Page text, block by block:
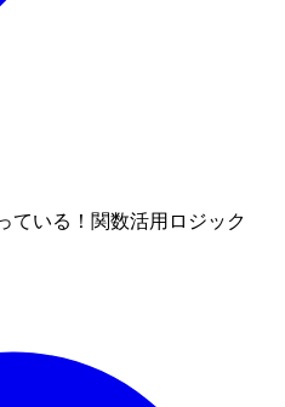
ている！関数活用ロジック